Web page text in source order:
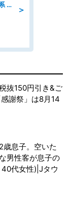
＞
製造スタッフ/ライン作業/工場・製造系 エンジン部品の機械加工/未経験可/昼食代無料
抜150円引き&ご
謝祭」は8月14
歳息子。空いた
男性客が息子の
代女性)|Jタウ